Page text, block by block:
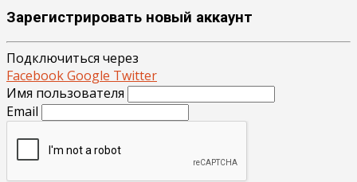
Зарегистрировать новый аккаунт
Подключиться через
FacebookGoogle Twitter
Имя пользователя
Email